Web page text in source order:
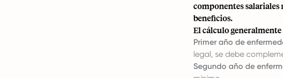
componentes salariales
beneficios.
El cálculo generalmente
Primer año de
legal, se debe
Segundo año de